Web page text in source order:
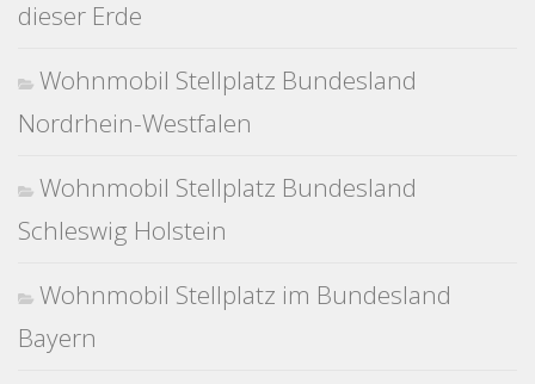
dieser Erde
Wohnmobil Stellplatz Bundesland
Nordrhein-Westfalen
Wohnmobil Stellplatz Bundesland
Schleswig Holstein
Wohnmobil Stellplatz im Bundesland
Bayern